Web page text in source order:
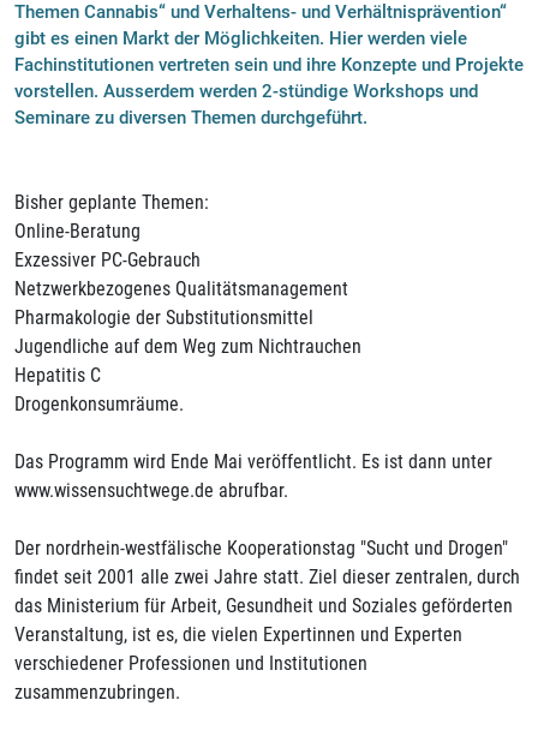
Themen Cannabis“ und Verhaltens- und Verhältnisprävention“
gibt es einen Markt der Möglichkeiten. Hier werden viele
Fachinstitutionen vertreten sein und ihre Konzepte und Projekte
vorstellen. Ausserdem werden 2-stündige Workshops und
Seminare zu diversen Themen durchgeführt.
Bisher geplante Themen:
Online-Beratung
Exzessiver PC-Gebrauch
Netzwerkbezogenes Qualitätsmanagement
Pharmakologie der Substitutionsmittel
Jugendliche auf dem Weg zum Nichtrauchen
Hepatitis C
Drogenkonsumräume.
Das Programm wird Ende Mai veröffentlicht. Es ist dann unter
www.wissensuchtwege.de abrufbar.
Der nordrhein-westfälische Kooperationstag "Sucht und Drogen"
findet seit 2001 alle zwei Jahre statt. Ziel dieser zentralen, durch
das Ministerium für Arbeit, Gesundheit und Soziales geförderten
Veranstaltung, ist es, die vielen Expertinnen und Experten
verschiedener Professionen und Institutionen
zusammenzubringen.